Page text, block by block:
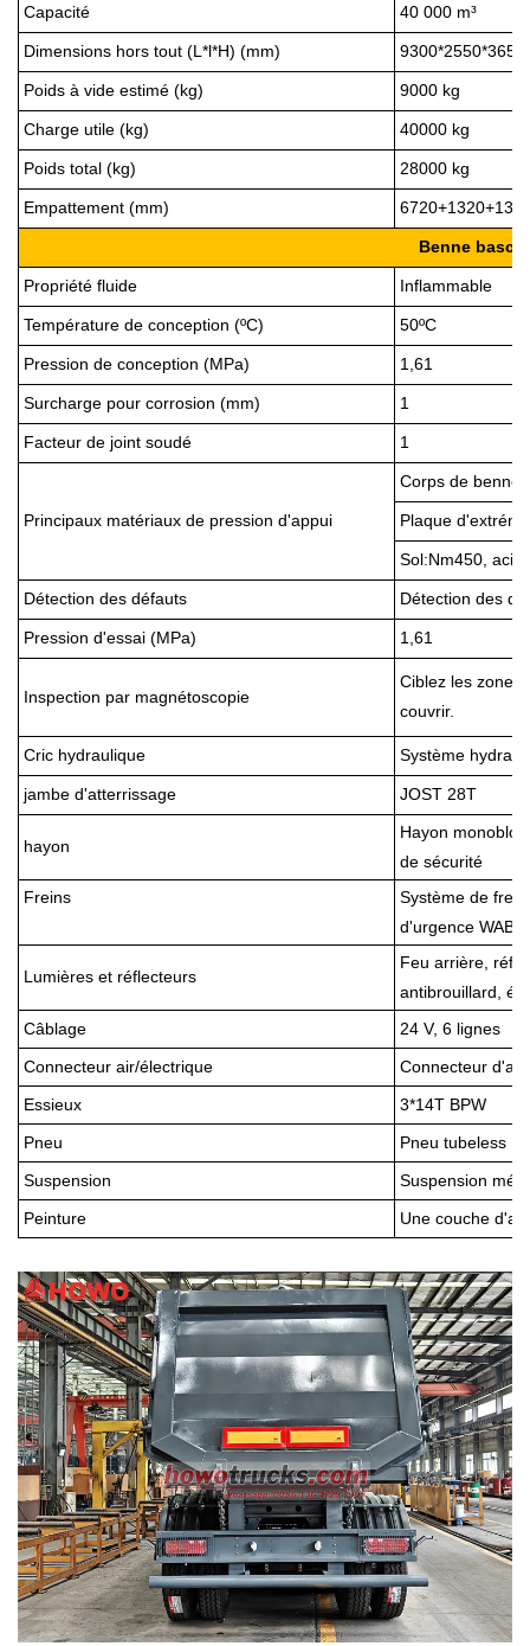
Capacité 40 000 m³
Dimensions hors tout (L*l*H) (mm) 9300*2550*3650
Poids à vide estimé (kg) 9000 kg
Charge utile (kg) 40000 kg
Poids total (kg) 28000 kg
Empattement (mm)
Benne
Propriété fluide Inflammable
Température de conception (ºC) 50ºC
Pression de conception (MPa) 1,61
Surcharge pour corrosion (mm) 1
Facteur de joint soudé 1
Principaux matériaux de pression d'appui
Corps de benne
Plaque
Sol:Nm450,
Détection des défauts Détection des
Pression d'essai (MPa) 1,61
Inspection par magnétoscopie
Ciblez les zones
couvrir.
Cric hydraulique Système
jambe d'atterrissage JOST 28T
hayon
Hayon
de sécurité
Freins
Système de
d'urgence
Lumières et réflecteurs
Feu arrière,
antibrouillard,
Câblage
24 V, 6 lignes
Connecteur air/électrique
Connecteur d'air
Essieux
3*14T BPW
Pneu
Pneu tubeless
Suspension
Suspension
Peinture
Une couche